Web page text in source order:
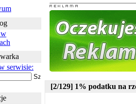
w
serwisie:
[2/129] 1% podatku na